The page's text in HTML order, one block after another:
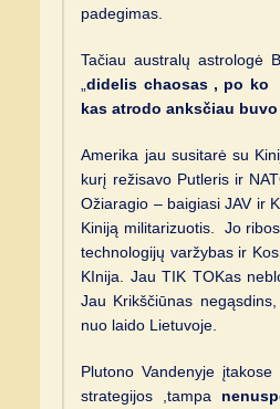
padegimas.
Tačiau australų astrologė
„didelis chaosas , po ko
kas atrodo anksčiau buvo
Amerika jau susitarė su
kurį režisavo Putleris ir
Ožiaragio – baigiasi JAV ir
Kiniją militarizuotis. Jo
technologijų varžybas ir
KInija. Jau TIK TOKas
Jau Krikščiūnas
nuo laido Lietuvoje.
Plutono Vandenyje
strategijos ,tampa